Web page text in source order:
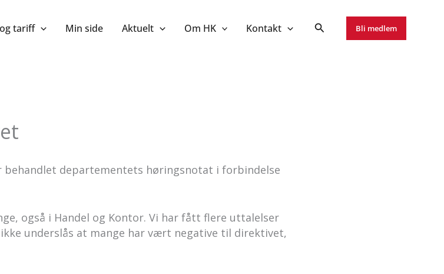
tariff Min side Aktuelt Om HK Kontakt Bli medlem
behandlet departementets høringsnotat i forbindelse
også i Handel og Kontor. Vi har fått flere uttalelser
underslås at mange har vært negative til direktivet,